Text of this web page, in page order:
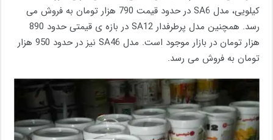
کیلویی، مدل SA6 در حدود قیمت 790 هزار تومان به فروش می
رسد. همچنین مدل پرطرفدار SA12 در بازه ی قیمتی حدود 890
هزار تومان در بازار موجود است. مدل SA46 نیز در حدود 950 هزار
تومان به فروش می رسد.